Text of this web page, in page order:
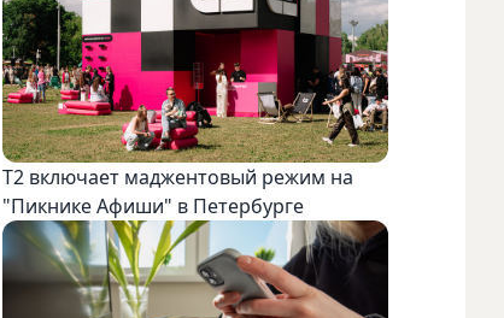
Т2 включает маджентовый режим на
"Пикнике Афиши" в Петербурге